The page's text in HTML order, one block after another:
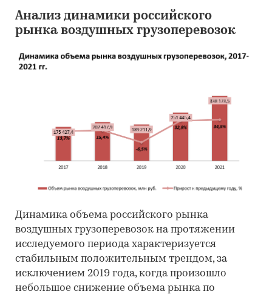
Анализ динамики российского
рынка воздушных грузоперевозок
Динамика объема российского рынка
воздушных грузоперевозок на протяжении
исследуемого периода характеризуется
стабильным положительным трендом, за
исключением 2019 года, когда произошло
небольшое снижение объема рынка по